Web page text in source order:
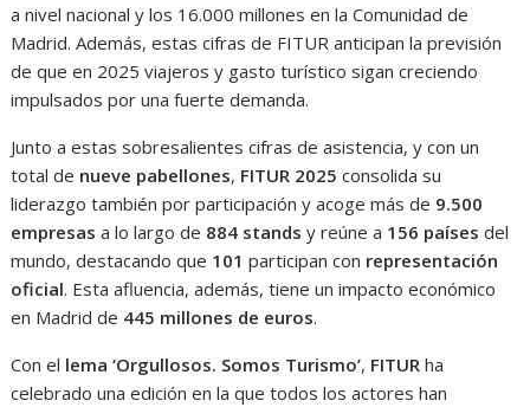
a nivel nacional y los 16.000 millones en la Comunidad de
Madrid. Además, estas cifras de FITUR anticipan la previsión
de que en 2025 viajeros y gasto turístico sigan creciendo
impulsados por una fuerte demanda.
Junto a estas sobresalientes cifras de asistencia, y con un
total de nueve pabellones, FITUR 2025 consolida su
liderazgo también por participación y acoge más de 9.500
empresasa lo largo de 884 stands y reúne a 156 países del
mundo, destacando que 101participan con representación
oficial. Esta afluencia, además, tiene un impacto económico
en Madrid de 445 millones de euros.
Con el lema ‘Orgullosos. Somos Turismo’, FITUR ha
celebrado una edición en la que todos los actores han